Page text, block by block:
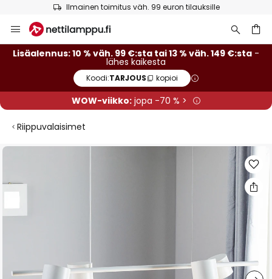
Ilmainen toimitus väh. 99 euron tilauksille
to
Content
Lisäalennus: 10 % väh. 99 €:sta tai 13 % väh. 149 €:sta -
lähes kaikesta
Koodi:TARJOUS kopioi
WOW-viikko:jopa -70 % >
Riippuvalaisimet
Skip
the
of